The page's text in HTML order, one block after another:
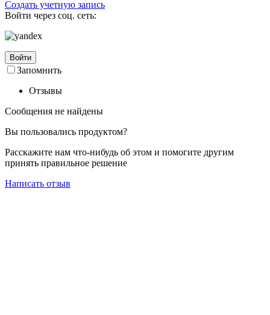
Создать учетную запись
Войти через соц. сеть:
Войти
Запомнить
Отзывы
Сообщения не найдены
Вы пользовались продуктом?
Расскажите нам что-нибудь об этом и помогите другим
принять правильное решение
Написать отзыв